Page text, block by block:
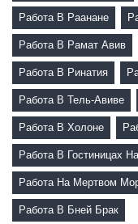
Работа В Раанане
Работа В Рамат Авив
Работа В Ринатия
Работа В Тель-Авиве
Работа В Холоне
Работа В Гостиницах
Работа На Мертвом
Работа В Бней Брак